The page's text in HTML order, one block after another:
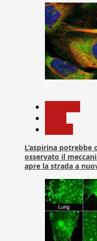
L’aspirina potrebbe
osservato il
apre la strada a